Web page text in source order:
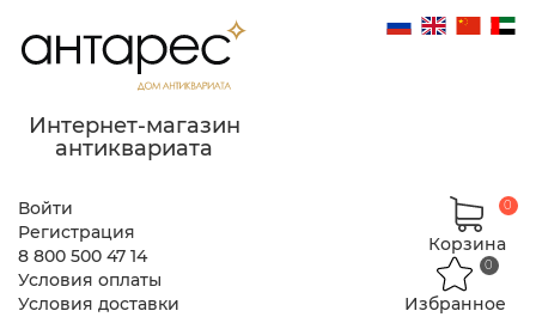
Интернет-магазин
антиквариата
Войти
Регистрация
8 800 500 47 14
Условия оплаты
Условия доставки
Корзина
0
Избранное
0